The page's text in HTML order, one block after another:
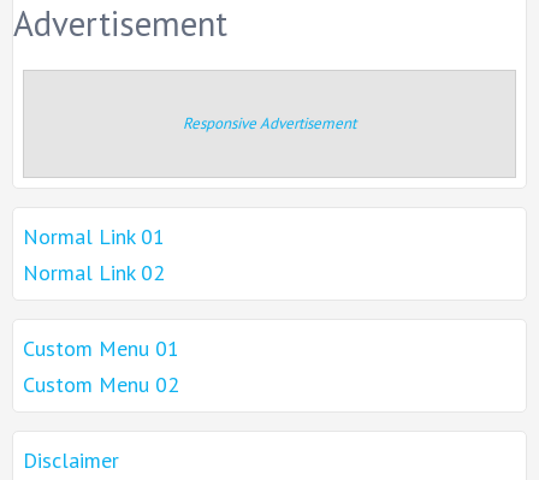
Advertisement
Responsive Advertisement
Normal Link 01
Normal Link 02
Custom Menu 01
Custom Menu 02
Disclaimer